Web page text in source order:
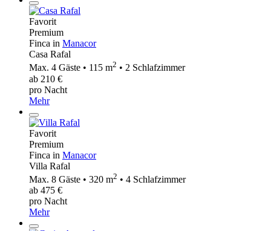
Favorit
Premium
Finca in Manacor
Casa Rafal
Max. 4 Gäste • 115 m2 • 2 Schlafzimmer
ab 210 €
pro Nacht
Mehr
Favorit
Premium
Finca in Manacor
Villa Rafal
Max. 8 Gäste • 320 m2 • 4 Schlafzimmer
ab 475 €
pro Nacht
Mehr